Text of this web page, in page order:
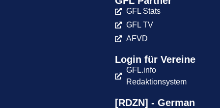
GFL Stats
GFL TV
AFVD
Login für Vereine
GFL.info
Redaktionsystem
[RDZN] - German